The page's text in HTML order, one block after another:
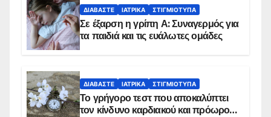
ΔΙΑΒΆΣΤΕ ΙΑΤΡΙΚΆ ΣΤΙΓΜΙΌΤΥΠΑ
Σε έξαρση η γρίπη Α: Συναγερμός για
τα παιδιά και τις ευάλωτες ομάδες
ΔΙΑΒΆΣΤΕ ΙΑΤΡΙΚΆ ΣΤΙΓΜΙΌΤΥΠΑ
Το γρήγορο τεστ που αποκαλύπτει
τον κίνδυνο καρδιακού και πρόωρου